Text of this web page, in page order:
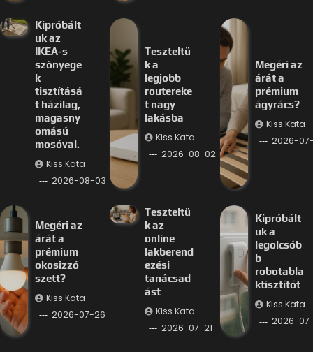
Kipróbált
uk az
IKEA-s
szőnyege
k
tisztításá
t házilag,
magasny
omású
mosóval.
Kiss Kata
2026-08-03
Teszteltü
k a
legjobb
routereke
t nagy
lakásba
Kiss Kata
2026-08-02
Megéri az
árát a
prémium
ágyrács?
Kiss Kata
2026-
Megéri az
árát a
prémium
okosizzó
szett?
Kiss Kata
2026-07-26
Teszteltü
k az
online
lakberend
ezési
tanácsad
ást
Kiss Kata
2026-07-21
Kipróbált
uk a
legolcsób
b
robotabla
ktisztítót
Kiss Kata
2026-